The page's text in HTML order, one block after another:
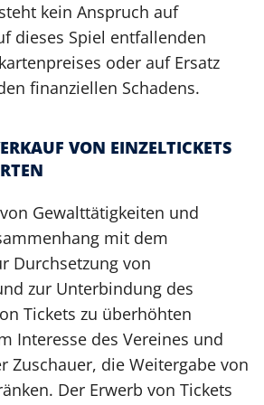
kein Anspruch auf
dieses Spiel entfallenden
oder auf Ersatz
finanziellen Schadens.
VON EINZELTICKETS
Gewalttätigkeiten und
mit dem
Durchsetzung von
zur Unterbindung des
Tickets zu überhöhten
Interesse des Vereines und
Zuschauer, die Weitergabe von
Der Erwerb von Tickets